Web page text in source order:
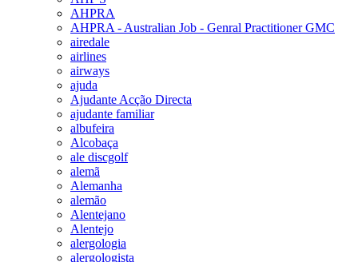
AHPRA
AHPRA - Australian Job - Genral Practitioner GMC
airedale
airlines
airways
ajuda
Ajudante Acção Directa
ajudante familiar
albufeira
Alcobaça
ale discgolf
alemã
Alemanha
alemão
Alentejano
Alentejo
alergologia
alergologista